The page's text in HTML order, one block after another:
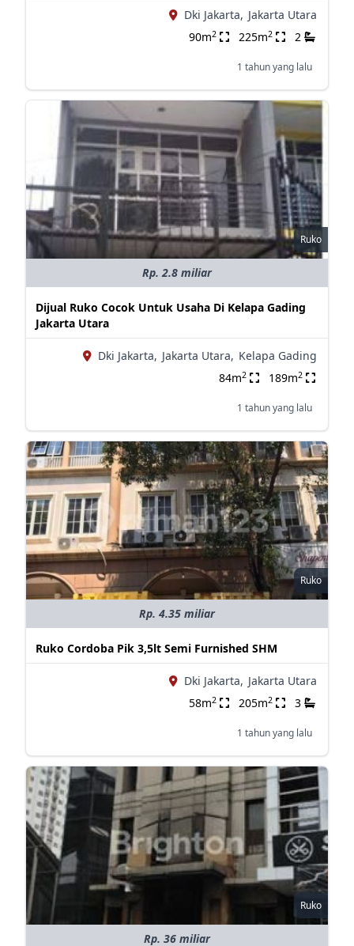
Dki Jakarta, Jakarta Utara
90m2 225m2 2
1 tahun yang lalu
Ruko
Rp. 2.8 miliar
Dijual Ruko Cocok Untuk Usaha Di Kelapa Gading
Jakarta Utara
Dki Jakarta, Jakarta Utara, Kelapa Gading
84m2 189m2
1 tahun yang lalu
Ruko
Rp. 4.35 miliar
Ruko Cordoba Pik 3,5lt Semi Furnished SHM
Dki Jakarta, Jakarta Utara
58m2 205m2 3
1 tahun yang lalu
Ruko
Rp. 36 miliar